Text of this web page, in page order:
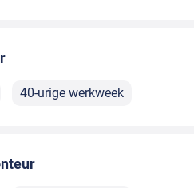
40-urige werkweek